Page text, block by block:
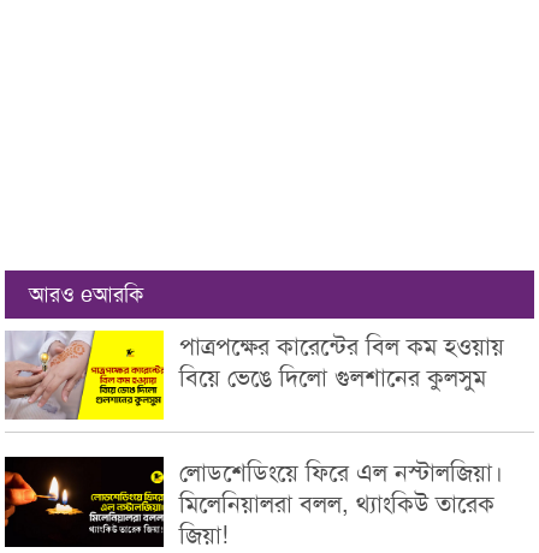
আরও eআরকি
পাত্রপক্ষের কারেন্টের বিল কম হওয়ায়
বিয়ে ভেঙে দিলো গুলশানের কুলসুম
লোডশেডিংয়ে ফিরে এল নস্টালজিয়া।
মিলেনিয়ালরা বলল, থ্যাংকিউ তারেক
জিয়া!